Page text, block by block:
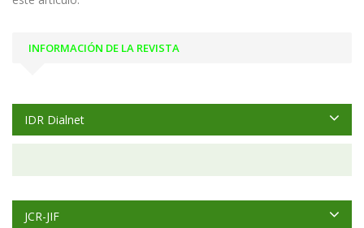
INFORMACIÓN DE LA REVISTA
IDR Dialnet
JCR-JIF